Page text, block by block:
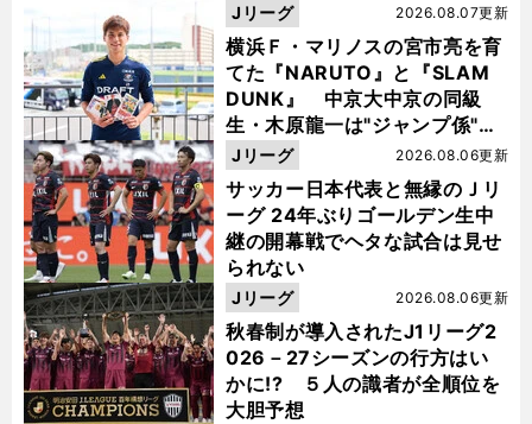
横浜Ｆ・マリノスの宮市亮を育
てた『NARUTO』と『SLAM
DUNK』 中京大中京の同級
生・木原龍一は"ジャンプ係"だ
った
2026.08.07更新
Jリーグ
サッカー日本代表と無縁のＪリ
ーグ 24年ぶりゴールデン生中
継の開幕戦でヘタな試合は見せ
られない
2026.08.06更新
Jリーグ
秋春制が導入されたJ1リーグ2
026－27シーズンの行方はい
かに!? ５人の識者が全順位を
大胆予想
2026.08.06更新
Jリーグ